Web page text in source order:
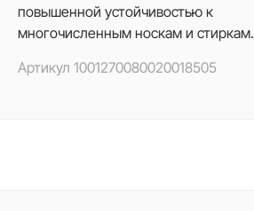
повышенной устойчивостью к
многочисленным носкам и стиркам.
Артикул 1001270080020018505